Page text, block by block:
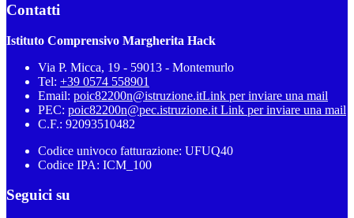
Contatti
Istituto Comprensivo Margherita Hack
Via P. Micca, 19 - 59013 - Montemurlo
Tel: +39 0574 558901
Email: poic82200n@istruzione.itLink per inviare una mail
PEC: poic82200n@pec.istruzione.it Link per inviare una mail
C.F.: 92093510482
Codice univoco fatturazione: UFUQ40
Codice IPA: ICM_100
Seguici su